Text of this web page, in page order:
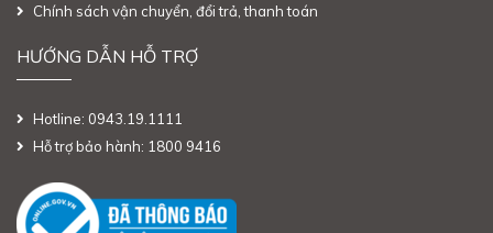
Chính sách vận chuyển, đổi trả, thanh toán
HƯỚNG DẪN HỖ TRỢ
Hotline: 0943.19.1111
Hỗ trợ bảo hành: 1800 9416